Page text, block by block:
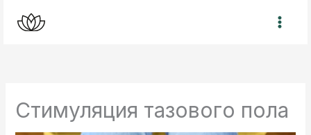
Стимуляция тазового пола